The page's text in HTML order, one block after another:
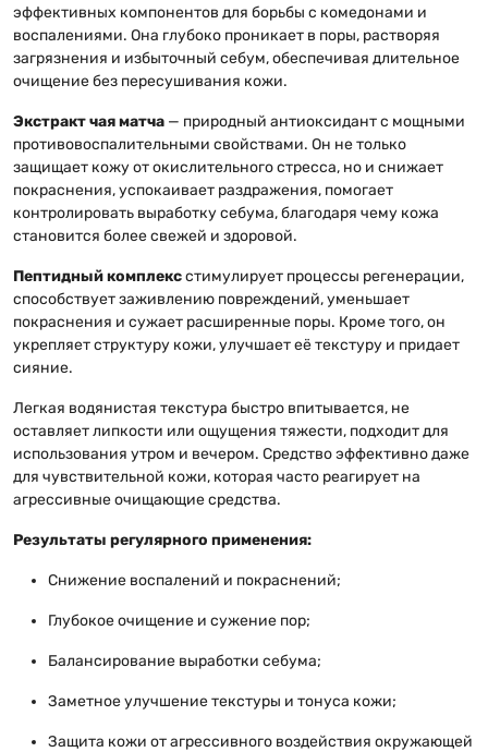
эффективных компонентов для борьбы с комедонами и
воспалениями. Она глубоко проникает в поры, растворяя
загрязнения и избыточный себум, обеспечивая длительное
очищение без пересушивания кожи.
Экстракт чая матча — природный антиоксидант с мощными
противовоспалительными свойствами. Он не только
защищает кожу от окислительного стресса, но и снижает
покраснения, успокаивает раздражения, помогает
контролировать выработку себума, благодаря чему кожа
становится более свежей и здоровой.
Пептидный комплексстимулирует процессы регенерации,
способствует заживлению повреждений, уменьшает
покраснения и сужает расширенные поры. Кроме того, он
укрепляет структуру кожи, улучшает её текстуру и придает
сияние.
Легкая водянистая текстура быстро впитывается, не
оставляет липкости или ощущения тяжести, подходит для
использования утром и вечером. Средство эффективно даже
для чувствительной кожи, которая часто реагирует на
агрессивные очищающие средства.
Результаты регулярного применения:
Снижение воспалений и покраснений;
Глубокое очищение и сужение пор;
Балансирование выработки себума;
Заметное улучшение текстуры и тонуса кожи;
Защита кожи от агрессивного воздействия окружающей